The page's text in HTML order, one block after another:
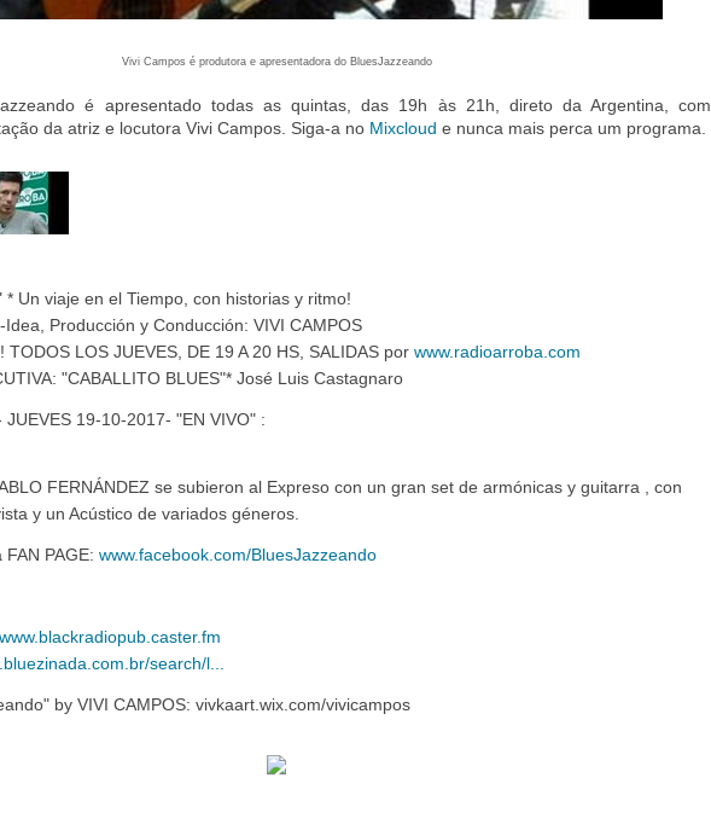
Vivi Campos é produtora e apresentadora do BluesJazzeando
é apresentado todas as quintas, das 19h às 21h, direto da Argentina, com
da atriz e locutora Vivi Campos. Siga-a no Mixcloud e nunca mais perca um programa.
* Un viaje en el Tiempo, con historias y ritmo!
Producción y Conducción: VIVI CAMPOS
TODOS LOS JUEVES, DE 19 A 20 HS, SALIDAS por www.radioarroba.com
"CABALLITO BLUES"* José Luis Castagnaro
JUEVES 19-10-2017- "EN VIVO" :
FERNÁNDEZ se subieron al Expreso con un gran set de armónicas y guitarra , con
y un Acústico de variados géneros.
PAGE: www.facebook.com/BluesJazzeando
search/l...
by VIVI CAMPOS: vivkaart.wix.com/vivicampos